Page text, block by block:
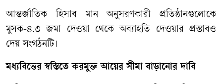
আন্তর্জাতিক হিসাব মান অনুসরণকারী
প্রতিষ্ঠানগুলোকে
মুসক-৪.৩ জমা দেওয়া থেকে অব্যাহতি দেওয়ার প্রস্তাবও
দেয় সংগঠনটি।
মধ্যবিত্তের স্বস্তিতে করমুক্ত আয়ের সীমা বাড়ানোর দাবি